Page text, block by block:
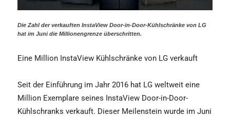
Die Zahl der verkauften InstaView Door-in-Door-Kühlschränke von LG
hat im Juni die Millionengrenze überschritten.
Eine Million InstaView Kühlschränke von LG verkauft
Seit der Einführung im Jahr 2016 hat LG weltweit eine
Million Exemplare seines InstaView Door-in-Door-
Kühlschranks verkauft. Dieser Meilenstein wurde im Juni